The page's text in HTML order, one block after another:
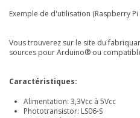
Exemple de d'utilisation (Raspberry
Vous trouverez sur le site du
sources pour Arduino® ou
Caractéristiques:
Alimentation: 3,3Vcc à 5Vcc
Phototransistor: LS06-S